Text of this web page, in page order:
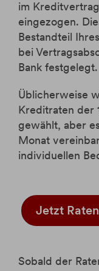
eBanking
im
eingezogen.
Bestandteil
bei
Bank festgelegt.
Üblicherweise
Kreditraten der
gewählt, aber
Monat
individuellen
Jetzt
Sobald der